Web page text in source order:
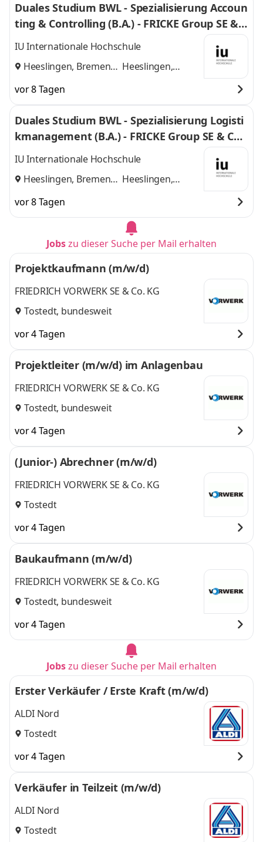
Duales Studium BWL - Spezialisierung Accoun
ting & Controlling (B.A.) - FRICKE Group SE & C
o. KG
IU Internationale Hochschule
Heeslingen, Bremen
Heeslingen,
vor 8 Tagen
Duales Studium BWL - Spezialisierung Logisti
kmanagement (B.A.) - FRICKE Group SE & Co.
KG
IU Internationale Hochschule
Heeslingen, Bremen
Heeslingen,
vor 8 Tagen
Jobszu dieser Suche per Mail erhalten
Projektkaufmann (m/w/d)
FRIEDRICH VORWERK SE & Co. KG
Tostedt, bundesweit
vor 4 Tagen
Projektleiter (m/w/d) im Anlagenbau
FRIEDRICH VORWERK SE & Co. KG
Tostedt, bundesweit
vor 4 Tagen
(Junior-) Abrechner (m/w/d)
FRIEDRICH VORWERK SE & Co. KG
Tostedt
vor 4 Tagen
Baukaufmann (m/w/d)
FRIEDRICH VORWERK SE & Co. KG
Tostedt, bundesweit
vor 4 Tagen
Jobszu dieser Suche per Mail erhalten
Erster Verkäufer / Erste Kraft (m/w/d)
ALDI Nord
Tostedt
vor 4 Tagen
Verkäufer in Teilzeit (m/w/d)
ALDI Nord
Tostedt